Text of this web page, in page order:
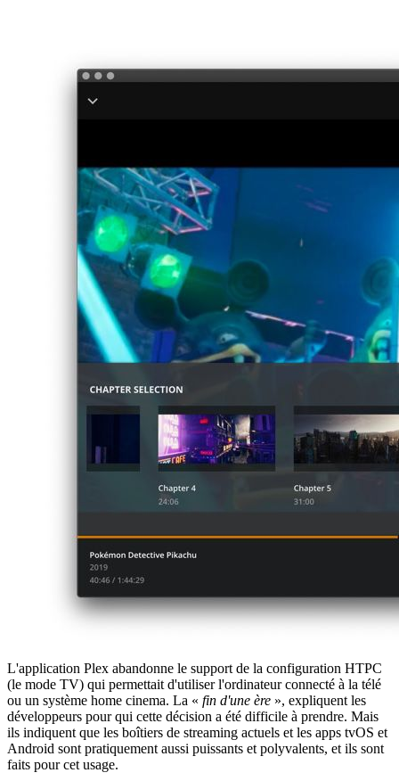
L'application Plex abandonne le support de la configuration HTPC
(le mode TV) qui permettait d'utiliser l'ordinateur connecté à la télé
ou un système home cinema. La « fin d'une ère », expliquent les
développeurs pour qui cette décision a été difficile à prendre. Mais
ils indiquent que les boîtiers de streaming actuels et les apps tvOS et
Android sont pratiquement aussi puissants et polyvalents, et ils sont
faits pour cet usage.